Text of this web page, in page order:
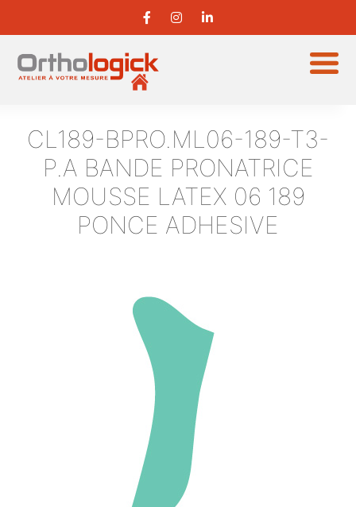
CL189-BPRO.ML06-189-T3-
P.A BANDE PRONATRICE
MOUSSE LATEX 06 189
PONCE ADHESIVE